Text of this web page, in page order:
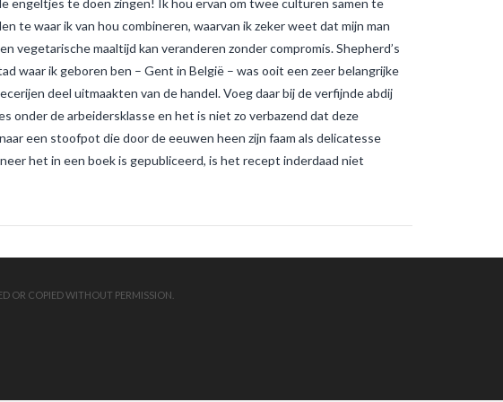
muggenbeten en
tijgermuggenbeten?
strategieën zijn er gepland om
tijgermuggen uit te roeien?
in-frankrijk wonen-vendee
engeltjes te doen zingen! Ik hou ervan om twee culturen samen te
te waar ik van hou combineren, waarvan ik zeker weet dat mijn man
vegetarische maaltijd kan veranderen zonder compromis. Shepherd’s
waar ik geboren ben – Gent in België – was ooit een zeer belangrijke
deel uitmaakten van de handel. Voeg daar bij de verfijnde abdij
onder de arbeidersklasse en het is niet zo verbazend dat deze
een stoofpot die door de eeuwen heen zijn faam als delicatesse
het in een boek is gepubliceerd, is het recept inderdaad niet
OR COPIED WITHOUT PERMISSION.